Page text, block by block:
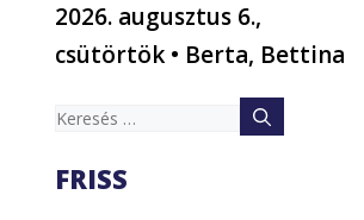
2026. augusztus 6.,
csütörtök • Berta, Bettina
Keresés:
FRISS